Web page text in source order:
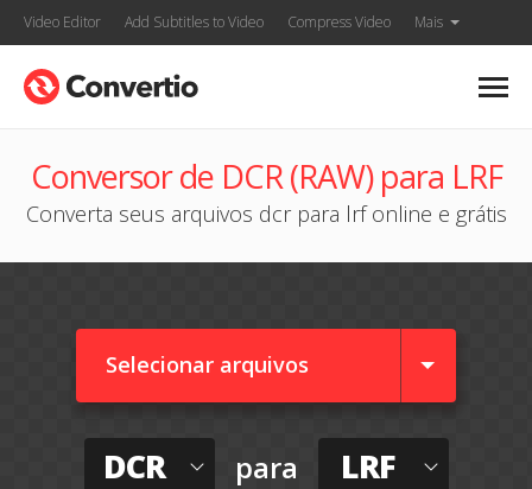
Video Editor Add Subtitles to Video Compress Video Mais
Conversor de DCR (RAW) para LRF
Converta seus arquivos dcr para lrf online e grátis
Selecionar arquivos
DCR para LRF